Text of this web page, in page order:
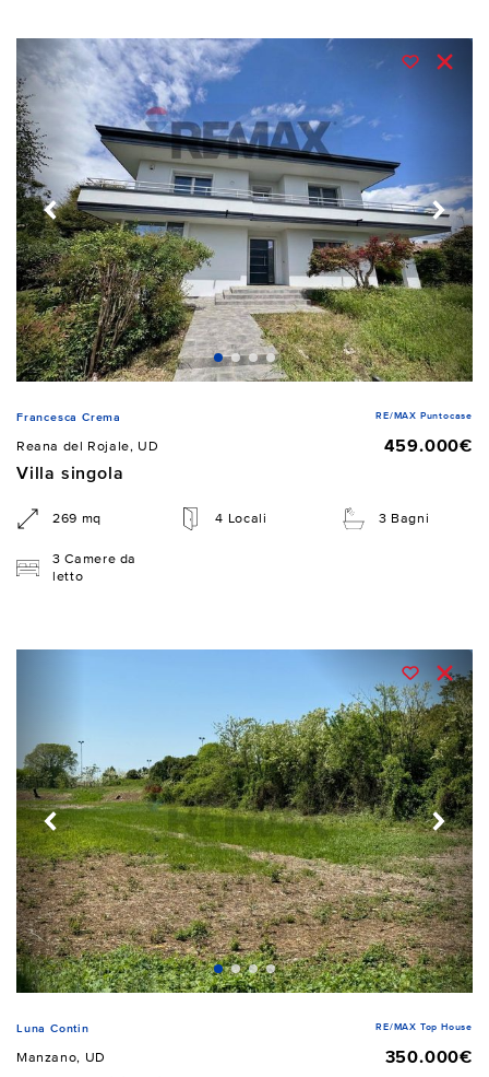
Francesca Crema RE/MAX Puntocase
Reana del Rojale, UD
459.000€
Villa singola
269 mq 4 Locali 3 Bagni
3 Camere da
letto
Luna Contin RE/MAX Top House
Manzano, UD
350.000€